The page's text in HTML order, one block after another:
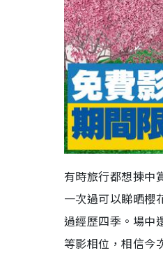
有時旅行都想揀中
一次過可以睇晒櫻
過經歷四季。場中
等影相位，相信今